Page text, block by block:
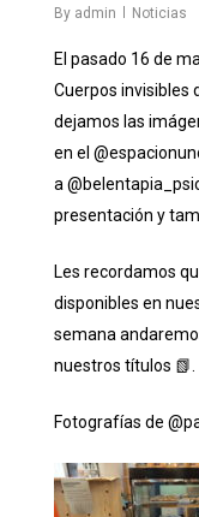
By admin Noticias
El pasado 16 de
Cuerpos invisibles
dejamos las
en el
a
presentación y
Les recordamos
disponibles en
semana
nuestros títulos 📗.
Fotografías de